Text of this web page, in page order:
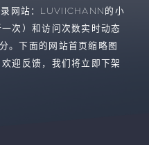
网站： LUVIICHANN的小
次）和访问次数实时动态
。下面的网站首页缩略图
迎反馈，我们将立即下架